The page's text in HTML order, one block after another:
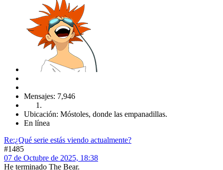
Mensajes: 7,946
Ubicación: Móstoles, donde las empanadillas.
En línea
Re:¿Qué serie estás viendo actualmente?
#1485
07 de Octubre de 2025, 18:38
He terminado The Bear.